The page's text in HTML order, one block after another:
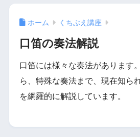
ホーム くちぶえ講座
口笛の奏法解説
口笛には様々な奏法があります
ら、特殊な奏法まで、現在知ら
を網羅的に解説しています。